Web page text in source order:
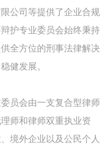
公司等提供了企业合规
护专业委员会始终秉持
全方位的刑事法律解决
健发展。
员会由一支复合型律师
师和律师双重执业资
境外企业以及公民个人